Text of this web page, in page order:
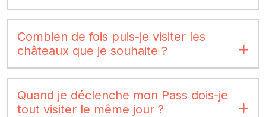
Combien de fois puis-je visiter les
châteaux que je souhaite ?
Quand je déclenche mon Pass dois-je
tout visiter le même jour ?